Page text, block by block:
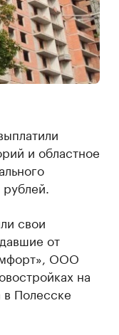
и областное
свои
от
ООО
на
Полесске